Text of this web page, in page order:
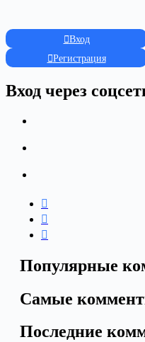
Вход
Регистрация
Вход через
Популярные
Самые
Последние